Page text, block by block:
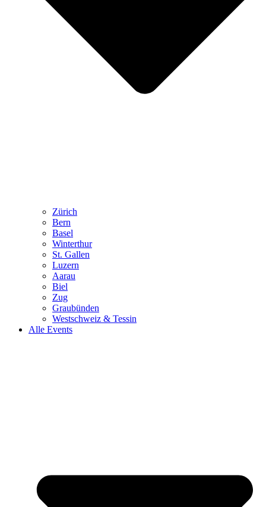
Zürich
Bern
Basel
Winterthur
St. Gallen
Luzern
Aarau
Biel
Zug
Graubünden
Westschweiz & Tessin
Alle Events